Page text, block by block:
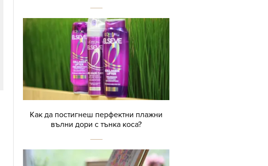
Как да постигнеш перфектни плажни
вълни дори с тънка коса?